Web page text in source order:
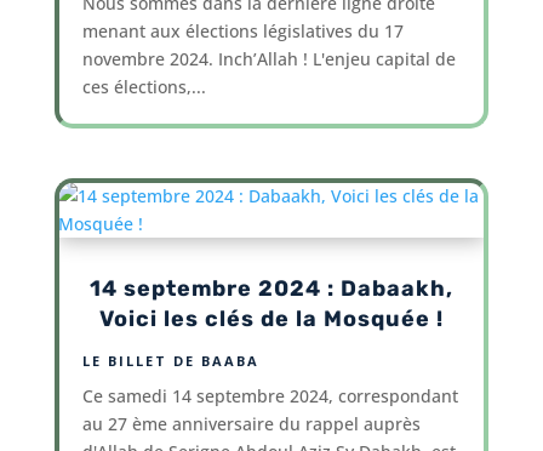
menant aux élections législatives du 17
novembre 2024. Inch’Allah ! L'enjeu capital de
ces élections,...
14 septembre 2024 : Dabaakh,
Voici les clés de la Mosquée !
LE BILLET DE BAABA
Ce samedi 14 septembre 2024, correspondant
au 27 ème anniversaire du rappel auprès